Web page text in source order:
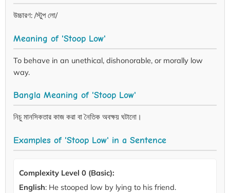
উচ্চারণ: /স্টুপ লো/
Meaning of 'Stoop Low'
To behave in an unethical, dishonorable, or morally low
way.
Bangla Meaning of 'Stoop Low'
নিচু মানসিকতার কাজ করা বা নৈতিক অবক্ষয় ঘটানো।
Examples of 'Stoop Low' in a Sentence
Complexity Level 0 (Basic):
English: He stooped low by lying to his friend.